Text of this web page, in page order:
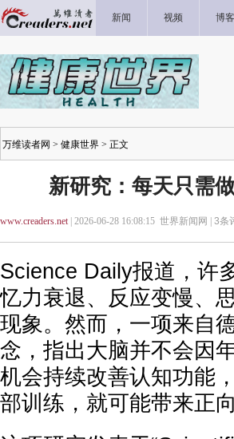
新闻 视频 博客
万维读者网 > 健康世界 > 正文
新研究：每天只需
www.creaders.net| 2026-06-28 16:08:15 世界新闻网 | 3条
Science Daily报道，许
忆力衰退、反应变慢、
现象。然而，一项来自
念，指出大脑并不会因
机会持续改善认知功能
部训练，就可能带来正向